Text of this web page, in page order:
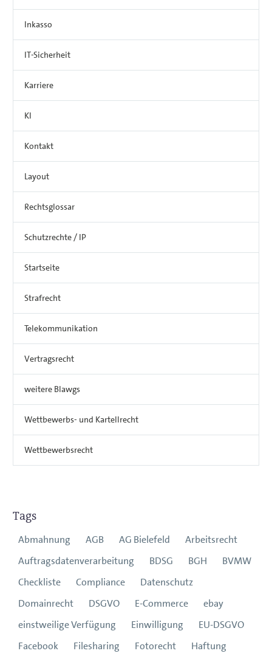
Inkasso
IT-Sicherheit
Karriere
KI
Kontakt
Layout
Rechtsglossar
Schutzrechte / IP
Startseite
Strafrecht
Telekommunikation
Vertragsrecht
weitere Blawgs
Wettbewerbs- und Kartellrecht
Wettbewerbsrecht
Tags
Abmahnung AGB AG Bielefeld
Arbeitsrecht
Auftragsdatenverarbeitung
BDSG BGH
BVMW
Checkliste
Compliance
Datenschutz
Domainrecht
DSGVO E-Commerce
ebay
einstweilige Verfügung
Einwilligung
EU-DSGVO
Facebook
Filesharing Fotorecht
Haftung